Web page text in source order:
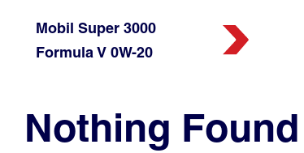
Mobil Super 3000
Formula V 0W-20
Nothing Found